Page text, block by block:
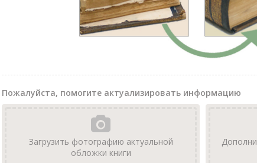
Пожалуйста, помогите актуализировать информацию
Загрузить фотографию актуальной
обложки книги